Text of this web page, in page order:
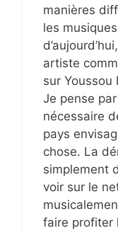
manières
les
artiste
sur Youssou
Je pense par
nécessaire
pays
chose. La
simplement
voir sur le
faire profiter